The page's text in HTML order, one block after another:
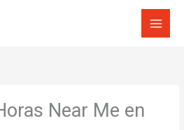
Near Me en